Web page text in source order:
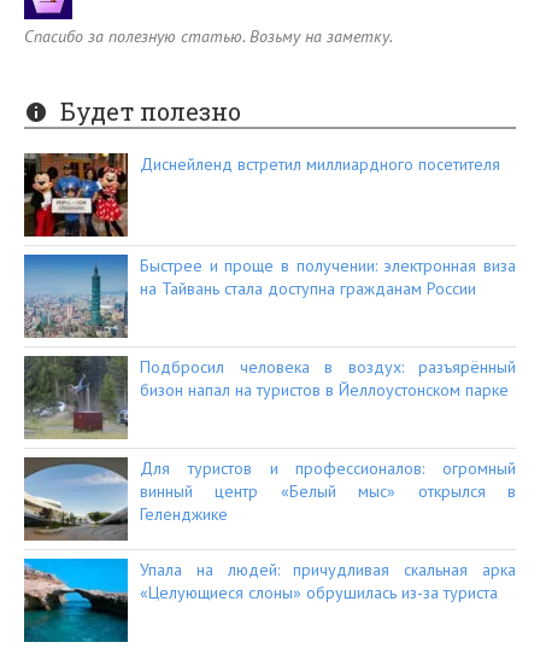
Спасибо за полезную статью. Возьму на заметку.
Будет полезно
Диснейленд встретил миллиардного посетителя
Быстрее и проще в получении: электронная виза
на Тайвань стала доступна гражданам России
Подбросил человека в воздух: разъярённый
бизон напал на туристов в Йеллоустонском парке
Для туристов и профессионалов: огромный
винный центр «Белый мыс» открылся в
Геленджике
Упала на людей: причудливая скальная арка
«Целующиеся слоны» обрушилась из-за туриста